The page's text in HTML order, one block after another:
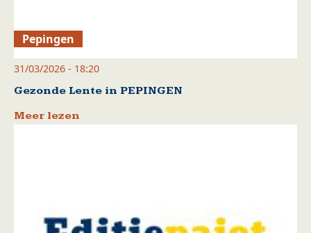
Pepingen
31/03/2026 - 18:20
Gezonde Lente in PEPINGEN
Meer lezen